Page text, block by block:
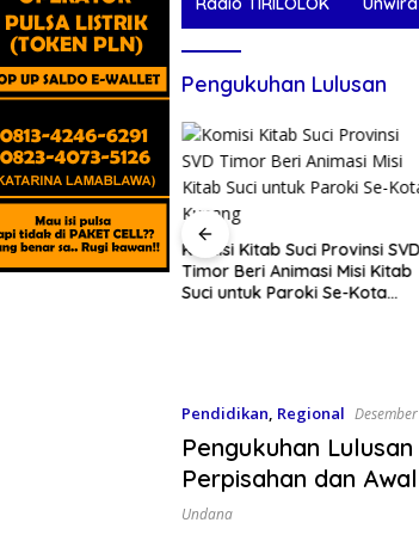
Pengukuhan Lulusan
Komisi Kitab Suci Provinsi SVD
Timor Beri Animasi Misi Kitab
Suci untuk Paroki Se-Kota
Pendidikan Regional
Pengukuhan
Perpisahan dan
Undana